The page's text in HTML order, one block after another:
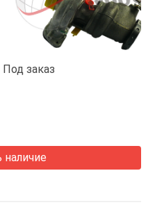
Под заказ
наличие